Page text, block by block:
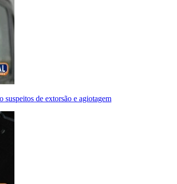
de extorsão e agiotagem